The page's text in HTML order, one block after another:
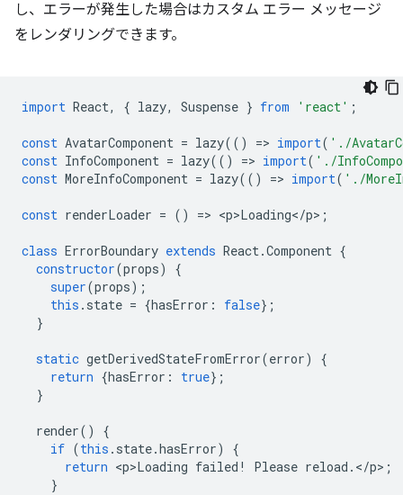
し、エラーが発生した場合はカスタム エラー メッセージ
をレンダリングできます。
import React, { lazy, Suspense } from 'react' ;
const AvatarComponent = lazy(() => import( './
const InfoComponent = lazy(() => import( './
const MoreInfoComponent = lazy(() => import( './
const renderLoader = () => <p>Loading</p> ;
class ErrorBoundary extends React.Component {
constructor(props)
{
super(props);
this . state = {hasError : false};
}
static getDerivedStateFromError(error)
{
return {hasError : true};
}
render()
{
if (this . state.hasError)
{
return <p>Loading failed ! Please reload . </p> ;
}